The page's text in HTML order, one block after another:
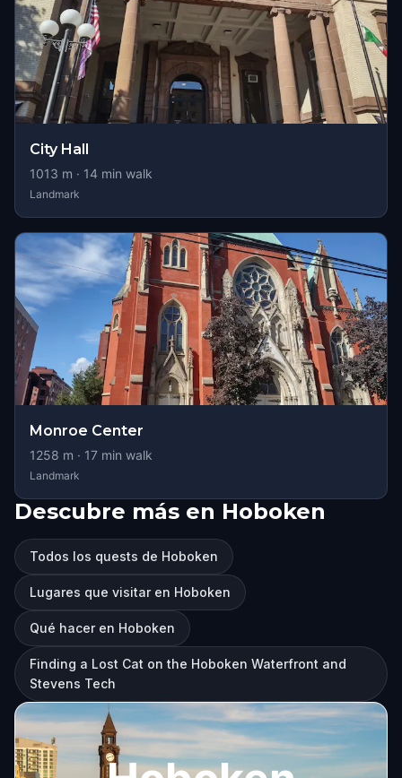
City Hall
1013 m · 14 min walk
Landmark
Monroe Center
1258 m · 17 min walk
Landmark
Descubre más en Hoboken
Todos los quests de Hoboken
Lugares que visitar en Hoboken
Qué hacer en Hoboken
Finding a Lost Cat on the Hoboken Waterfront and
Stevens Tech